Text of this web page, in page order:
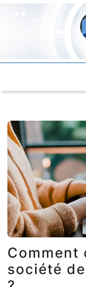
Comment
société